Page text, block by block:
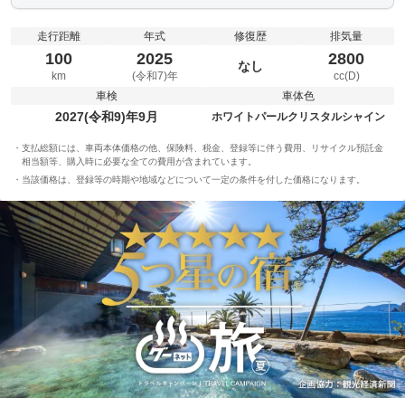
走行距離
100
km
年式
2025
(令和7)年
修復歴
なし
排気量
2800
cc(D)
車検
2027(令和9)年9月
車体色
ホワイトパールクリスタルシャイン
支払総額には、車両本体価格の他、保険料、税金、登録等に伴う費用、リサイクル預託金
相当額等、購入時に必要な全ての費用が含まれています。
当該価格は、登録等の時期や地域などについて一定の条件を付した価格になります。